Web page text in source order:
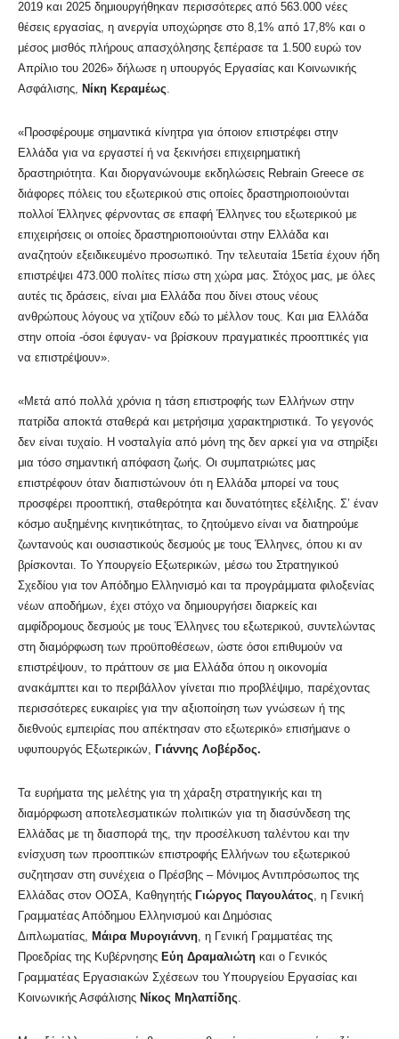
2019 και 2025 δημιουργήθηκαν περισσότερες από 563.000 νέες
θέσεις εργασίας, η ανεργία υποχώρησε στο 8,1% από 17,8% και ο
μέσος μισθός πλήρους απασχόλησης ξεπέρασε τα 1.500 ευρώ τον
Απρίλιο του 2026» δήλωσε η υπουργός Εργασίας και Κοινωνικής
Ασφάλισης, Νίκη Κεραμέως.
«Προσφέρουμε σημαντικά κίνητρα για όποιον επιστρέφει στην
Ελλάδα για να εργαστεί ή να ξεκινήσει επιχειρηματική
δραστηριότητα. Και διοργανώνουμε εκδηλώσεις Rebrain Greece σε
διάφορες πόλεις του εξωτερικού στις οποίες δραστηριοποιούνται
πολλοί Έλληνες φέρνοντας σε επαφή Έλληνες του εξωτερικού με
επιχειρήσεις οι οποίες δραστηριοποιούνται στην Ελλάδα και
αναζητούν εξειδικευμένο προσωπικό. Την τελευταία 15ετία έχουν ήδη
επιστρέψει 473.000 πολίτες πίσω στη χώρα μας. Στόχος μας, με όλες
αυτές τις δράσεις, είναι μια Ελλάδα που δίνει στους νέους
ανθρώπους λόγους να χτίζουν εδώ το μέλλον τους. Και μια Ελλάδα
στην οποία -όσοι έφυγαν- να βρίσκουν πραγματικές προοπτικές για
να επιστρέψουν».
«Μετά από πολλά χρόνια η τάση επιστροφής των Ελλήνων στην
πατρίδα αποκτά σταθερά και μετρήσιμα χαρακτηριστικά. Το γεγονός
δεν είναι τυχαίο. Η νοσταλγία από μόνη της δεν αρκεί για να στηρίξει
μια τόσο σημαντική απόφαση ζωής. Οι συμπατριώτες μας
επιστρέφουν όταν διαπιστώνουν ότι η Ελλάδα μπορεί να τους
προσφέρει προοπτική, σταθερότητα και δυνατότητες εξέλιξης. Σ’ έναν
κόσμο αυξημένης κινητικότητας, το ζητούμενο είναι να διατηρούμε
ζωντανούς και ουσιαστικούς δεσμούς με τους Έλληνες, όπου κι αν
βρίσκονται. Το Υπουργείο Εξωτερικών, μέσω του Στρατηγικού
Σχεδίου για τον Απόδημο Ελληνισμό και τα προγράμματα φιλοξενίας
νέων αποδήμων, έχει στόχο να δημιουργήσει διαρκείς και
αμφίδρομους δεσμούς με τους Έλληνες του εξωτερικού, συντελώντας
στη διαμόρφωση των προϋποθέσεων, ώστε όσοι επιθυμούν να
επιστρέψουν, το πράττουν σε μια Ελλάδα όπου η οικονομία
ανακάμπτει και το περιβάλλον γίνεται πιο προβλέψιμο, παρέχοντας
περισσότερες ευκαιρίες για την αξιοποίηση των γνώσεων ή της
διεθνούς εμπειρίας που απέκτησαν στο εξωτερικό» επισήμανε ο
υφυπουργός Εξωτερικών, Γιάννης Λοβέρδος.
Τα ευρήματα της μελέτης για τη χάραξη στρατηγικής και τη
διαμόρφωση αποτελεσματικών πολιτικών για τη διασύνδεση της
Ελλάδας με τη διασπορά της, την προσέλκυση ταλέντου και την
ενίσχυση των προοπτικών επιστροφής Ελλήνων του εξωτερικού
συζητησαν στη συνέχεια ο Πρέσβης – Μόνιμος Αντιπρόσωπος της
Ελλάδας στον ΟΟΣΑ, Καθηγητής Γιώργος Παγουλάτος, η Γενική
Γραμματέας Απόδημου Ελληνισμού και Δημόσιας
Διπλωματίας, Μάιρα Μυρογιάννη, η Γενική Γραμματέας της
Προεδρίας της Κυβέρνησης Εύη Δραμαλιώτη και ο Γενικός
Γραμματέας Εργασιακών Σχέσεων του Υπουργείου Εργασίας και
Κοινωνικής Ασφάλισης Νίκος Μηλαπίδης.